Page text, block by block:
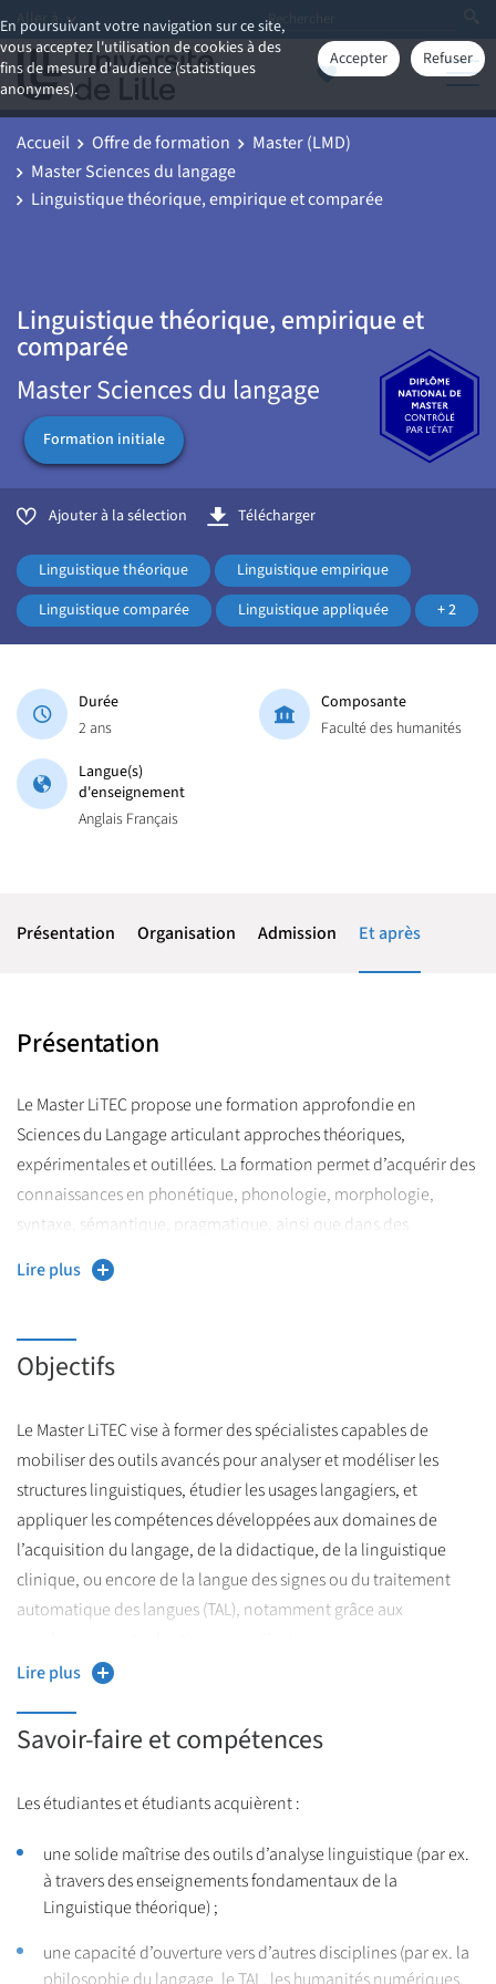
En poursuivant votre navigation sur ce site,
vous acceptez l'utilisation de cookies à des
fins de mesure d'audience (statistiques
anonymes).
Accepter Refuser
Aller à
Accueil Offre de formation
Master (LMD)
Master Sciences du langage
Linguistique théorique, empirique et comparée
Linguistique théorique, empirique et
comparée
Master Sciences du langage
Formation initiale
Ajouter à la sélection Télécharger
Linguistique théorique
Linguistique empirique
Linguistique comparée
Linguistique appliquée + 2
Durée
2 ans
Composante
Faculté des humanités
Langue(s)
d'enseignement
Anglais Français
Présentation Organisation Admission Et après
Présentation
Le Master LiTEC propose une formation approfondie en
Sciences du Langage articulant approches théoriques,
expérimentales et outillées. La formation permet d’acquérir des
connaissances en phonétique, phonologie, morphologie,
syntaxe, sémantique, pragmatique, ainsi que dans des
domaines interdisciplinaires comme la psycholinguistique et la
sociolinguistique. Il offre aussi une initiation à la méthodologie
familiariser avec des outils logiciels pour analyser des corpus
oraux, textuels ou multimodaux.
Au sein de cette formation, le langage est étudié dans ses
multiples dimensions : structurelle, cognitive, sociale et
appliquée.
Pensé comme une passerelle entre la recherche fondamentale
et les applications (numériques, éducatives, cliniques), le Master
LiTEC s’ancre dans un environnement scientifique
recherche ‘Savoirs, Textes & Langage’ (UMR8163-CNRS &
Lire plus
Objectifs
Le Master LiTEC vise à former des spécialistes capables de
mobiliser des outils avancés pour analyser et modéliser les
structures linguistiques, étudier les usages langagiers, et
appliquer les compétences développées aux domaines de
l’acquisition du langage, de la didactique, de la linguistique
clinique, ou encore de la langue des signes ou du traitement
automatique des langues (TAL), notamment grâce aux
(Phonologie, Morphologie, Syntaxe, Sémantique, Grammaire
des constructions etc.), les aspects interdisciplinaires et
langage, Linguistique expérimentale, Linguistique clinique,
Linguistique de l’oral), les outils numériques de traitement du
langage et des corpus (PRAAT, ELAN, CLAN, etc.), ainsi qu’une
ouverture vers les Humanités numériques. Une attention
dans une approche comparée et contrastive.
Lire plus
Savoir-faire et compétences
Les étudiantes et étudiants acquièrent :
une solide maîtrise des outils d’analyse linguistique (par ex.
à travers des enseignements fondamentaux de la
Linguistique théorique) ;
une capacité d’ouverture vers d’autres disciplines (par ex. la
philosophie du langage, le TAL, les humanités numériques,